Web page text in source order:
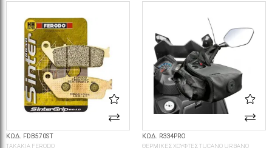
ΚΩΔ. FDB570ST
ΤΑΚΑΚΙΑ FERODO
ΚΩΔ. R334PRO
ΘΕΡΜΙΚΕΣ ΧΟΥΦΤΕΣ TUCANO URBANO